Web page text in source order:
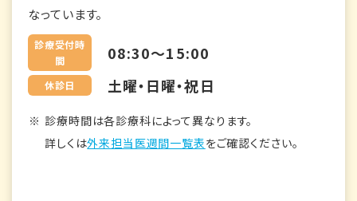
なっています。
診療受付時
間
08:30～15:00
休診日 土曜・日曜・祝日
診療時間は各診療科によって異なります。
詳しくは外来担当医週間一覧表をご確認ください。